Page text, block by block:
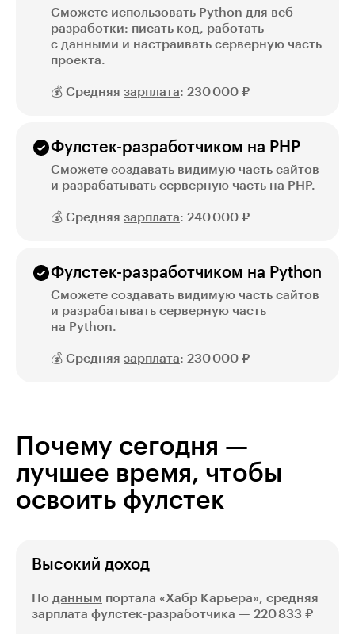
Сможете использовать Python для веб-
разработки: писать код, работать
с данными и настраивать серверную часть
проекта.
💰 Средняя зарплата: 230 000 ₽
Фулстек-разработчиком на PHP
Сможете создавать видимую часть сайтов
и разрабатывать серверную часть на PHP.
💰 Средняя зарплата: 240 000 ₽
Фулстек-разработчиком на Python
Сможете создавать видимую часть сайтов
и разрабатывать серверную часть
на Python.
💰 Средняя зарплата: 230 000 ₽
Почему сегодня —
лучшее время, чтобы
освоить фулстек
Высокий доход
По данным портала «Хабр Карьера», средняя
зарплата фулстек-разработчика — 220 833 ₽